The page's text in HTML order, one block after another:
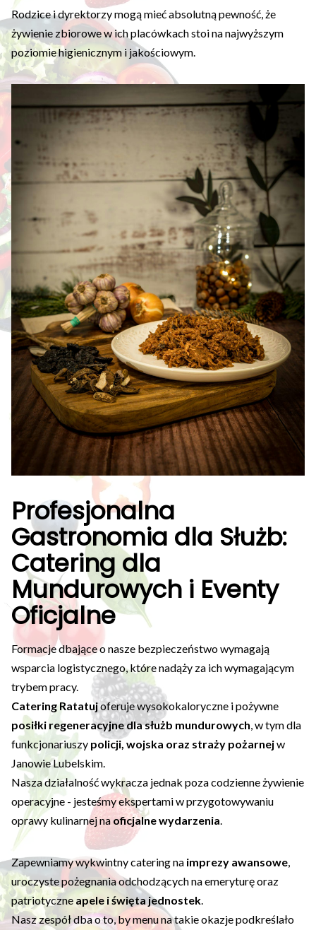
Rodzice i dyrektorzy mogą mieć absolutną pewność, że
żywienie zbiorowe w ich placówkach stoi na najwyższym
poziomie higienicznym i jakościowym.
Profesjonalna
Gastronomia dla Służb:
Catering dla
Mundurowych i Eventy
Oficjalne
Formacje dbające o nasze bezpieczeństwo wymagają
wsparcia logistycznego, które nadąży za ich wymagającym
trybem pracy.
Catering Ratatujoferuje wysokokaloryczne i pożywne
posiłki regeneracyjne dla służb mundurowych , w tym dla
funkcjonariuszy policji, wojska oraz straży pożarnejw
Janowie Lubelskim.
Nasza działalność wykracza jednak poza codzienne żywienie
operacyjne - jesteśmy ekspertami w przygotowywaniu
oprawy kulinarnej na oficjalne wydarzenia
Zapewniamy wykwintny catering na imprezy awansowe
uroczyste pożegnania odchodzących na emeryturę oraz
patriotyczne apele i święta jednostek
Nasz zespół dba o to, by menu na takie okazje podkreślało